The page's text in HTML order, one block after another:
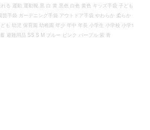
る 運動 運動靴 黒 白 黄 黒色 白色 黄色 キッズ手袋 子ども
手袋 ガーデニング手袋 アウトドア手袋 やわらか 柔らか
も 幼児 保育園 幼稚園 年少 年中 年長 小学生 小学校 小学1
避難用品 SS S M ブルー ピンク パープル 紫 青